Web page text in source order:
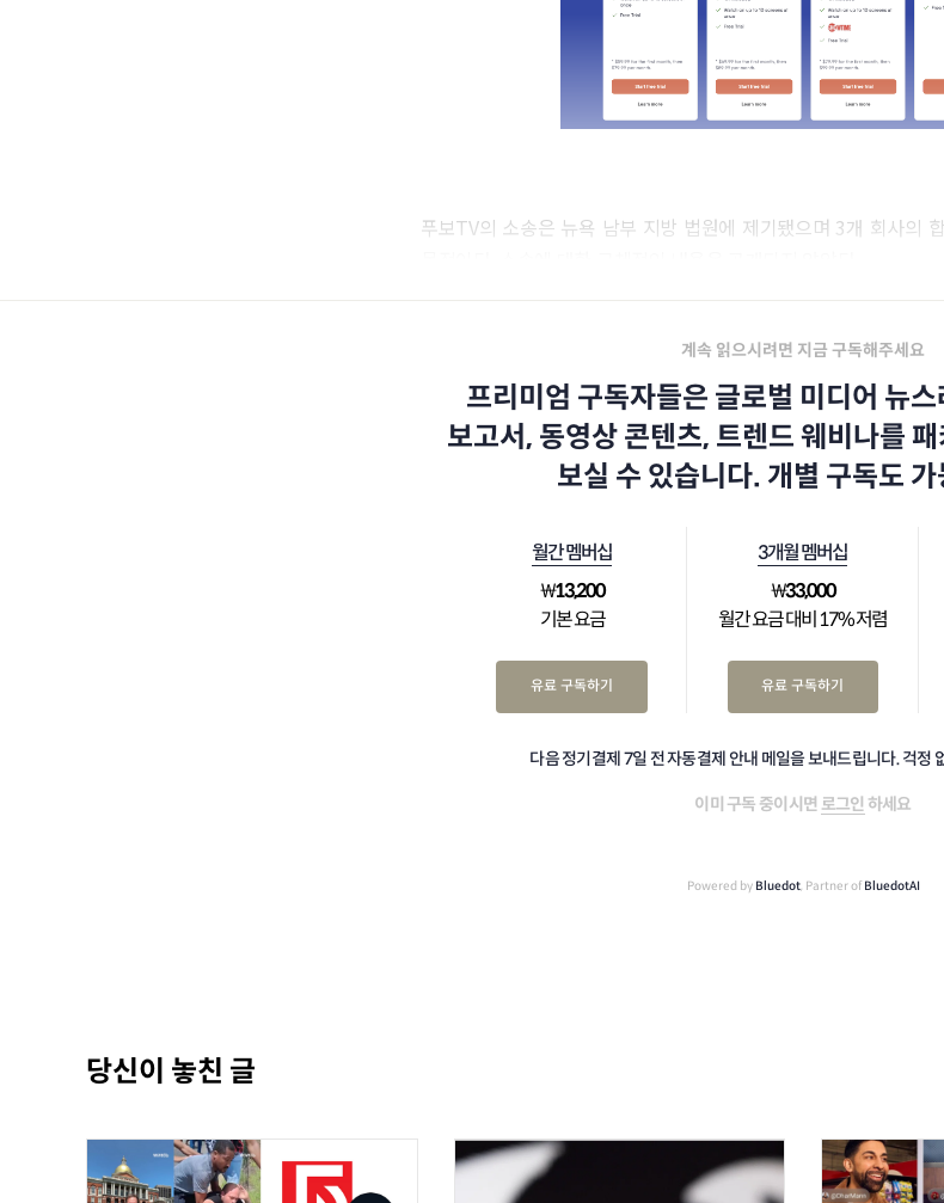
푸보TV의 소송은 뉴욕 남부 지방 법원에 제기됐으며 3개 회사의
계속 읽으시려면 지금 구독해주세요
프리미엄 구독자들은 글로벌 미디어 뉴
보고서, 동영상 콘텐츠, 트렌드 웨비나를
보실 수 있습니다. 개별 구독도
월간 멤버십
₩13,200
기본 요금
유료 구독하기
3개월 멤버십
₩33,000
월간 요금 대비 17% 저렴
유료 구독하기
다음 정기결제 7일 전 자동결제 안내 메일을 보내드립니다. 걱정
이미 구독 중이시면 로그인 하세요
Powered by Bluedot, Partner of BluedotAI
당신이 놓친 글